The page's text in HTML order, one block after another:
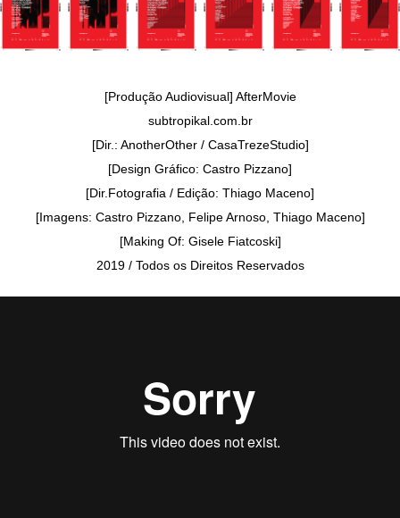
[Produção Audiovisual] AfterMovie
subtropikal.com.br
[Dir.: AnotherOther / CasaTrezeStudio]
[Design Gráfico: Castro Pizzano]
[Dir.Fotografia / Edição: Thiago Maceno]
[Imagens: Castro Pizzano, Felipe Arnoso, Thiago Maceno]
[Making Of: Gisele Fiatcoski]
2019 / Todos os Direitos Reservados